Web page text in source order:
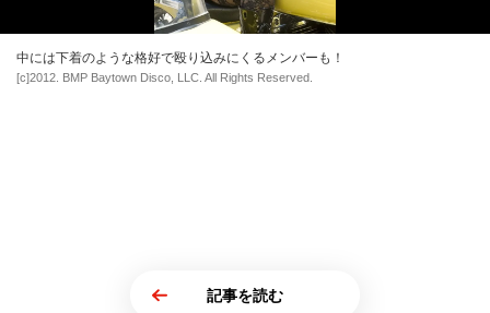
中には下着のような格好で殴り込みにくるメンバーも！
[c]2012. BMP Baytown Disco, LLC. All Rights Reserved.
記事を読む